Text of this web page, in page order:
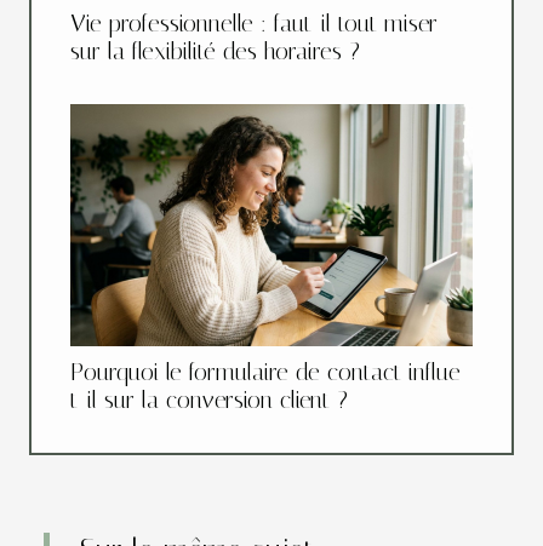
Vie professionnelle : faut-il tout miser
sur la flexibilité des horaires ?
Pourquoi le formulaire de contact influe-
t-il sur la conversion client ?